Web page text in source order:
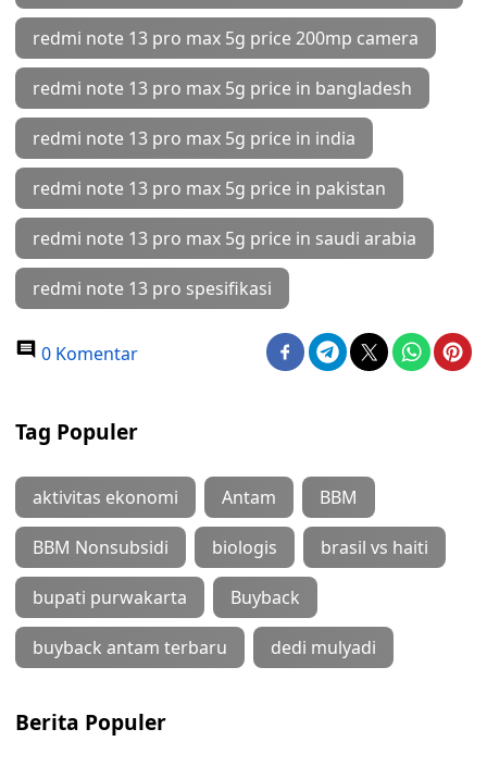
redmi note 13 pro max 5g price 200mp camera
redmi note 13 pro max 5g price in bangladesh
redmi note 13 pro max 5g price in india
redmi note 13 pro max 5g price in pakistan
redmi note 13 pro max 5g price in saudi arabia
redmi note 13 pro spesifikasi
0 Komentar
Tag Populer
aktivitas ekonomi Antam BBM
BBM Nonsubsidi biologis brasil vs haiti
bupati purwakarta Buyback
buyback antam terbaru dedi mulyadi
Berita Populer